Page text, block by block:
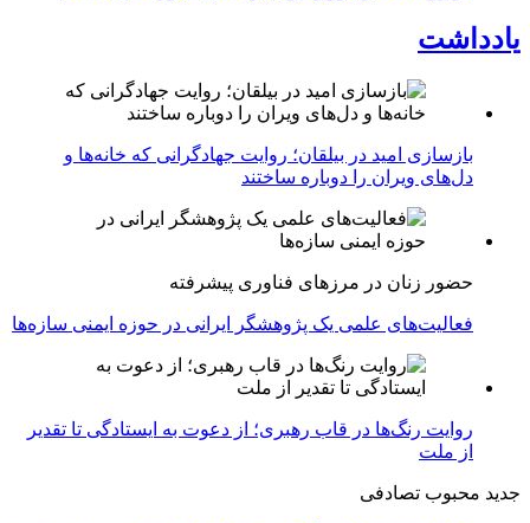
یادداشت
بازسازی امید در بیلقان؛ روایت جهادگرانی که خانه‌ها و
دل‌های ویران را دوباره ساختند
حضور زنان در مرزهای فناوری پیشرفته
فعالیت‌های علمی یک پژوهشگر ایرانی در حوزه ایمنی سازه‌ها
روایت رنگ‌ها در قاب رهبری؛ از دعوت به ایستادگی تا تقدیر
از ملت
جدید محبوب تصادفی